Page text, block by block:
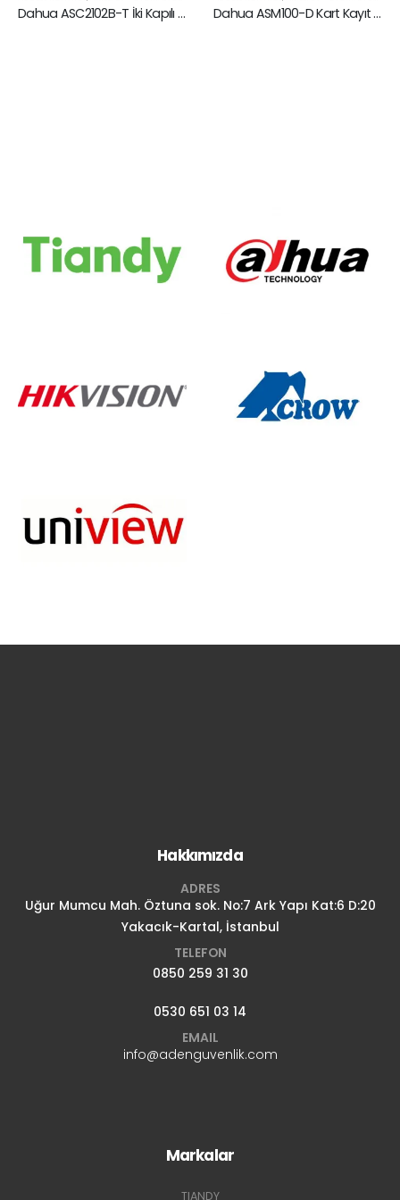
Dahua ASC2102B-T İki Kapılı Slave Erişim Kontrol Modülü Dahua ASM100-D Kart Kayıt Okuyucu
Hakkımızda
ADRES
Uğur Mumcu Mah. Öztuna sok. No:7 Ark Yapı Kat:6 D:20
Yakacık-Kartal, İstanbul
TELEFON
0850 259 31 30
0530 651 03 14
EMAIL
info@adenguvenlik.com
Markalar
TIANDY